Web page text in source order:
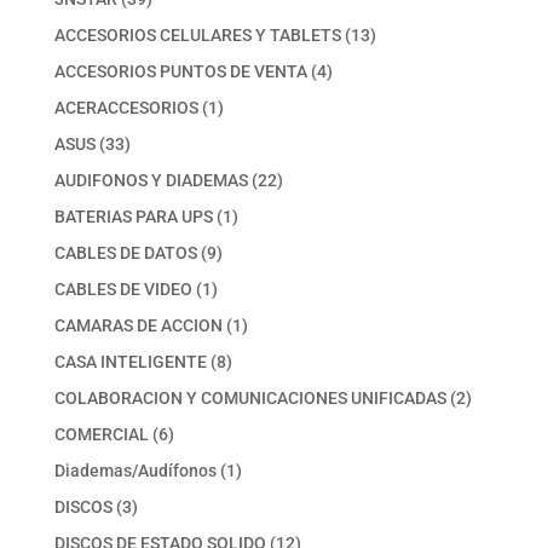
productos
ACCESORIOS CELULARES Y TABLETS 1313
ACCESORIOS PUNTOS DE VENTA 44
ACERACCESORIOS 11
ASUS 3333
productos
AUDIFONOS Y DIADEMAS 2222
BATERIAS PARA UPS 11
CABLES DE DATOS 99
productos
CABLES DE VIDEO 11
producto
CAMARAS DE ACCION 11
CASA INTELIGENTE 88
productos
COLABORACION Y COMUNICACIONES UNIFICADAS 22
COMERCIAL 66
productos
Diademas/Audífonos 11
DISCOS 33
productos
DISCOS DE ESTADO SOLIDO 1212